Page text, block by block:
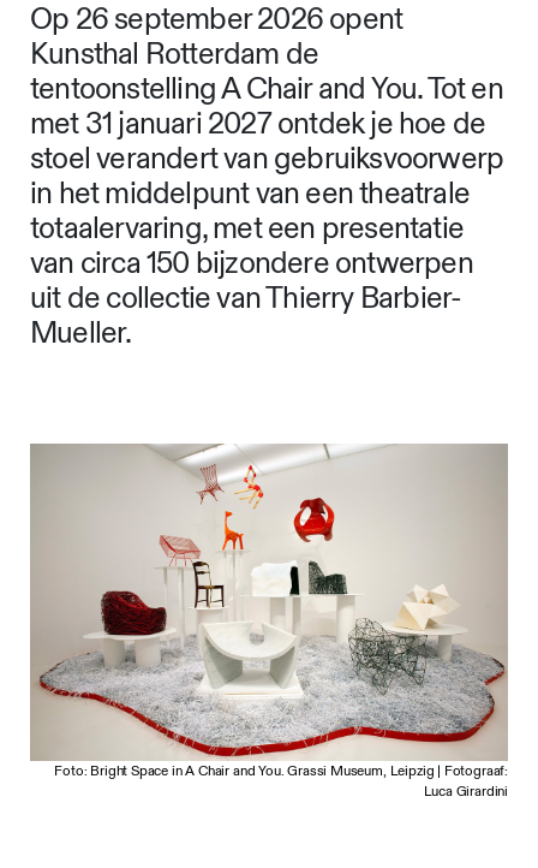
Op 26 september 2026 opent
Kunsthal Rotterdam de
tentoonstelling A Chair and You. Tot en
met 31 januari 2027 ontdek je hoe de
stoel verandert van gebruiksvoorwerp
in het middelpunt van een theatrale
totaalervaring, met een presentatie
van circa 150 bijzondere ontwerpen
uit de collectie van Thierry Barbier-
Mueller.
Foto: Bright Space in A Chair and You. Grassi Museum, Leipzig | Fotograaf:
Luca Girardini